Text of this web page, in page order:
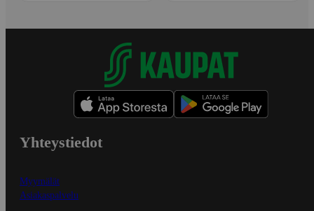
Yhteystiedot
Myymälät
Asiakaspalvelu